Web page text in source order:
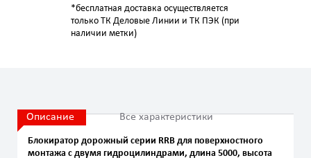
*бесплатная доставка осуществляется
только ТК Деловые Линии и ТК ПЭК (при
наличии метки)
Описание Все характеристики
Блокиратор дорожный серии RRB для поверхностного
монтажа с двумя гидроцилиндрами, длина 5000, высота